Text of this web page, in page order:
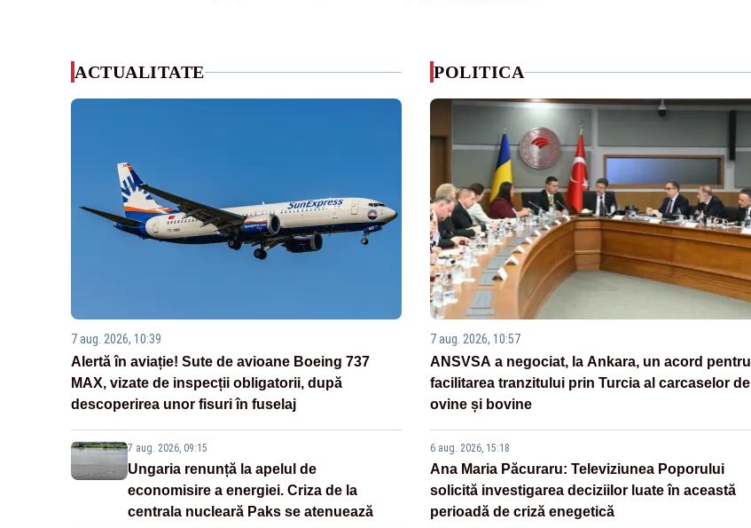
ACTUALITATE
7 aug. 2026, 10:39
Alertă în aviație! Sute de avioane Boeing 737
MAX, vizate de inspecții obligatorii, după
descoperirea unor fisuri în fuselaj
7 aug. 2026, 09:15
Ungaria renunță la apelul de
economisire a energiei. Criza de la
centrala nucleară Paks se atenuează
POLITICA
7 aug. 2026, 10:57
ANSVSA a negociat, la Ankara, un acord pentru
facilitarea tranzitului prin Turcia al carcaselor de
ovine și bovine
6 aug. 2026, 15:18
Ana Maria Păcuraru: Televiziunea Poporului
solicită investigarea deciziilor luate în această
perioadă de criză enegetică